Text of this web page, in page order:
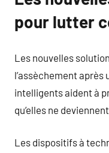
pour lutter
Les nouvelles
l’assèchement après
intelligents aident à
qu’elles ne
Les dispositifs à